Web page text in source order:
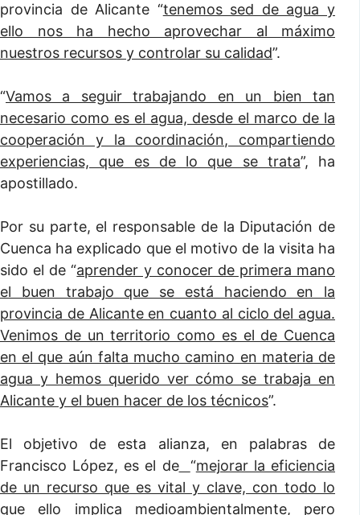
provincia de Alicante “tenemos sed de agua y
ello nos ha hecho aprovechar al máximo
nuestros recursos y controlar su calidad”.
“Vamos a seguir trabajando en un bien tan
necesario como es el agua, desde el marco de la
cooperación y la coordinación, compartiendo
experiencias, que es de lo que se trata”, ha
apostillado.
Por su parte, el responsable de la Diputación de
Cuenca ha explicado que el motivo de la visita ha
sido el de “aprender y conocer de primera mano
el buen trabajo que se está haciendo en la
provincia de Alicante en cuanto al ciclo del agua.
Venimos de un territorio como es el de Cuenca
en el que aún falta mucho camino en materia de
agua y hemos querido ver cómo se trabaja en
Alicante y el buen hacer de los técnicos”.
El objetivo de esta alianza, en palabras de
Francisco López, es el de
“mejorar la eficiencia
de un recurso que es vital y clave, con todo lo
que ello implica medioambientalmente, pero